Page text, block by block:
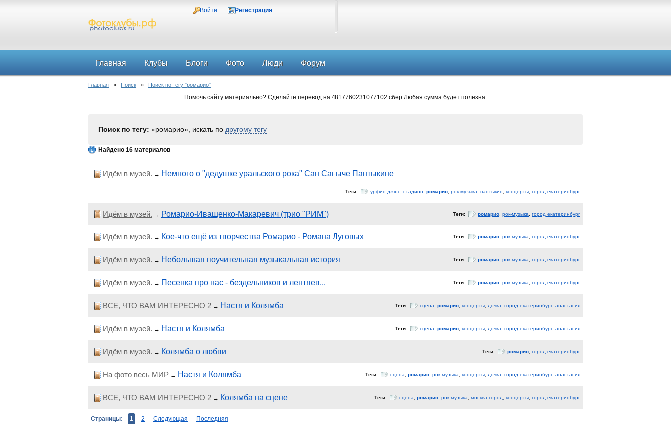
Войти Регистрация
Главная Клубы Блоги Фото Люди Форум
Главная » Поиск » Поиск по тегу "ромарио"
Помочь сайту материально? Сделайте перевод на 4817760231077102 сбер.Любая сумма будет полезна.
Поиск по тегу: «ромарио», искать по другому тегу
Найдено 16 материалов
Идём в музей. → Немного о "дедушке уральского рока" Сан Саныче Пантыкине
Теги: урфин джюс стадион ромарио рок-музыка пантыкин концерты город екатеринбург
Идём в музей. → Ромарио-Иващенко-Макаревич (трио "РИМ") Теги: ромарио рок-музыка город екатеринбург
Идём в музей. → Кое-что ещё из творчества Ромарио - Романа Луговых Теги: ромарио рок-музыка город екатеринбург
Идём в музей. → Небольшая поучительная музыкальная история Теги: ромарио рок-музыка город екатеринбург
Идём в музей. → Песенка про нас - бездельников и лентяев... Теги: ромарио рок-музыка город екатеринбург
ВСЕ, ЧТО ВАМ ИНТЕРЕСНО 2 → Настя и Колямба Теги: сцена ромарио концерты дочка город екатеринбург, анастасия
Идём в музей. → Настя и Колямба Теги: сцена ромарио концерты дочка город екатеринбург, анастасия
Идём в музей. → Колямба о любви Теги: ромарио город екатеринбург
На фото весь МИР → Настя и Колямба Теги: сцена ромарио рок-музыка концерты дочка город екатеринбург, анастасия
ВСЕ, ЧТО ВАМ ИНТЕРЕСНО 2 → Колямба на сцене Теги: сцена ромарио рок-музыка москва город концерты город екатеринбург
Страницы: 1 2 Следующая Последняя